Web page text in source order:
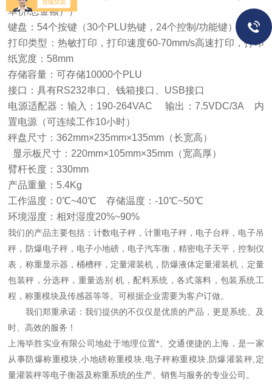
单价/总金额））
键盘：54个按键（30个PLU热键，24个控制/功能键）
打印类型：热敏打印，打印速度60-70mm/s高速打印，打印
纸宽度：58mm
存储容量：可存储10000个PLU
接口：具有RS232串口、钱箱接口、USB接口
电源适配器：输入：190-264VAC 输出：7.5VDC/3A 内
置电源（可连续工作10小时）
秤盘尺寸：362mm×235mm×135mm（长宽高）
显示板尺寸：220mm×105mm×35mm（宽高厚）
臂杆长度：330mm
产品重量：5.4Kg
工作温度：0℃~40℃ 存储温度：-10℃~50℃
环境湿度：相对湿度20%~90%
我们的产品主要包括：计数电子秤，计重电子秤，电子台秤，电子吊
秤，防爆电子秤，电子小地磅，电子汽车衡，精密电子天平，控制仪
表，称重显示器，桶槽秤，定量灌装机，防爆液体定量灌装机，定量
包装秤，分选秤，重量选别 机，配料系统，各式落料，包装系统工
程，称重模块及传感器等等。可根据企业需要为客户订做。
我们郑重承诺：我们提供的不仅仅是优质的产品，更是系统、及
时、高效的服务！
上海毕胜实业有限公司地处于地理位置*、交通便捷的上海，是一家
从事防爆称重模块,小地磅称重模块,电子秤称重模块,防爆灌装秤,定
量灌装秤等电子衡器及称重系统的生产、销售与服务的专业公司。